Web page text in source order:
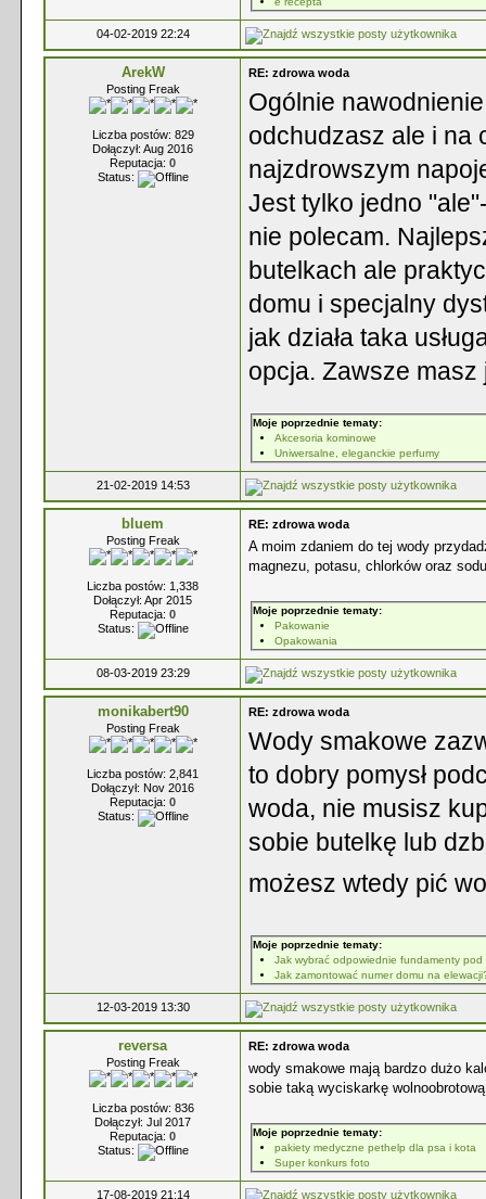
04-02-2019 22:24
ArekW
Posting Freak
Liczba postów: 829
Dołączył: Aug 2016
Reputacja: 0
Status:
RE: zdrowa woda
Ogólnie
odchudzasz ale i na
najzdrowszym
Jest tylko jedno
nie polecam.
butelkach ale
domu i specjalny
jak działa taka
opcja. Zawsze
Moje poprzednie tematy:
Akcesoria kominowe
Uniwersalne, eleganckie perfumy
21-02-2019 14:53
bluem
Posting Freak
Liczba postów: 1,338
Dołączył: Apr 2015
Reputacja: 0
Status:
RE: zdrowa woda
A moim zdaniem do tej wody
magnezu, potasu, chlorków oraz
Moje poprzednie tematy:
Pakowanie
Opakowania
08-03-2019 23:29
monikabert90
Posting Freak
Liczba postów: 2,841
Dołączył: Nov 2016
Reputacja: 0
Status:
RE: zdrowa woda
Wody smakowe
to dobry pomysł
woda, nie musisz
sobie butelkę lub
możesz wtedy pić
Moje poprzednie tematy:
Jak wybrać odpowiednie fundamenty
Jak zamontować numer domu na
12-03-2019 13:30
reversa
Posting Freak
Liczba postów: 836
Dołączył: Jul 2017
Reputacja: 0
Status:
RE: zdrowa woda
wody smakowe mają bardzo dużo
sobie taką wyciskarkę
Moje poprzednie tematy:
pakiety medyczne pethelp dla psa i kota
Super konkurs foto
17-08-2019 21:14